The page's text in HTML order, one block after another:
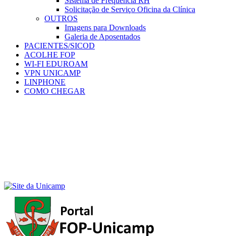
Solicitação de Serviço Oficina da Clínica
OUTROS
Imagens para Downloads
Galeria de Aposentados
PACIENTES/SICOD
ACOLHE FOP
WI-FI EDUROAM
VPN UNICAMP
LINPHONE
COMO CHEGAR